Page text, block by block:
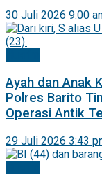
30 Juli 2026 9:00
Ayah dan Anak
Polres Barito
Operasi Antik
29 Juli 2026 3:43